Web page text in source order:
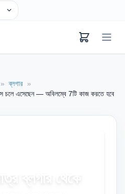
» ব্লগার »
চলে এসেছেন — অবিলম্বে 7টি কাজ করতে হবে